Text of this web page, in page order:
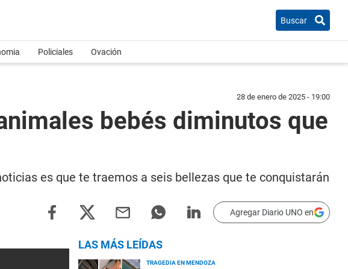
Buscar
Policiales Ovación
28 de enero de 2025 - 19:00
bebés diminutos que
es que te traemos a seis bellezas que te conquistarán
Agregar Diario UNO en
LAS MÁS LEÍDAS
TRAGEDIA EN MENDOZA